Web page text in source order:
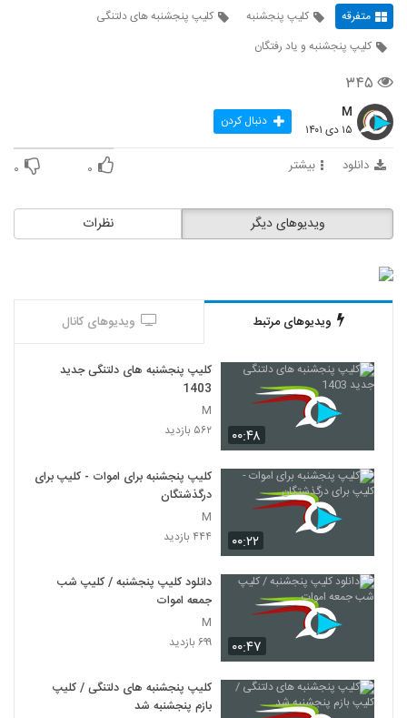
متفرقه کلیپ پنجشنبه
کلیپ پنجشنبه های دلتنگی
کلیپ پنجشنبه و یاد رفتگان
۳۴۵
M
۱۵ دی ۱۴۰۱ دنبال کردن
دانلود بیشتر ۰ ۰
نظرات ویدیوهای دیگر
ویدیوهای مرتبط ویدیوهای کانال
۰۰:۴۸
کلیپ پنجشنبه های دلتنگی جدید
1403
M
۵۶۲ بازدید
۰۰:۲۲
کلیپ پنجشنبه برای اموات - کلیپ برای
درگذشتگان
M
۴۴۴ بازدید
۰۰:۴۷
دانلود کلیپ پنجشنبه / کلیپ شب
جمعه اموات
M
۶۹۹ بازدید
کلیپ پنجشنبه های دلتنگی / کلیپ
بازم پنجشنبه شد